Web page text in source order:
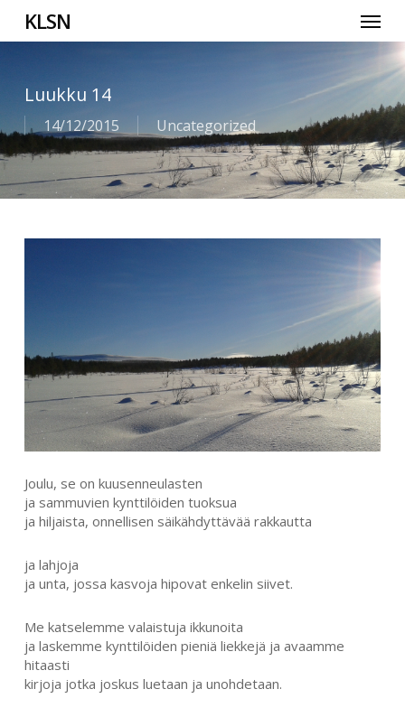
main
KLSN Menu
Luukku 14
14/12/2015 Uncategorized
Joulu, se on kuusenneulasten
ja sammuvien kynttilöiden tuoksua
ja hiljaista, onnellisen säikähdyttävää rakkautta
ja lahjoja
ja unta, jossa kasvoja hipovat enkelin siivet.
Me katselemme valaistuja ikkunoita
ja laskemme kynttilöiden pieniä liekkejä ja avaamme
hitaasti
kirjoja jotka joskus luetaan ja unohdetaan.